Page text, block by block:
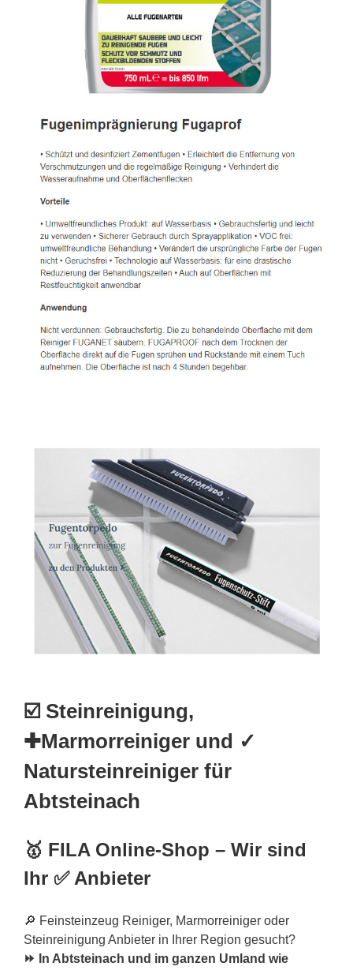
☑️ Steinreinigung,
✚Marmorreiniger und ✓
Natursteinreiniger für
Abtsteinach
🥇 FILA Online-Shop – Wir sind
Ihr ✅ Anbieter
🔎 Feinsteinzeug Reiniger, Marmorreiniger oder
Steinreinigung Anbieter in Ihrer Region gesucht?
⏩ In Abtsteinach und im ganzen Umland wie